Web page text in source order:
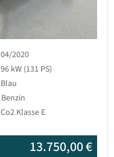
04/2020
96 kW (131 PS)
Blau
Benzin
Co2 Klasse E
13.750,00 €